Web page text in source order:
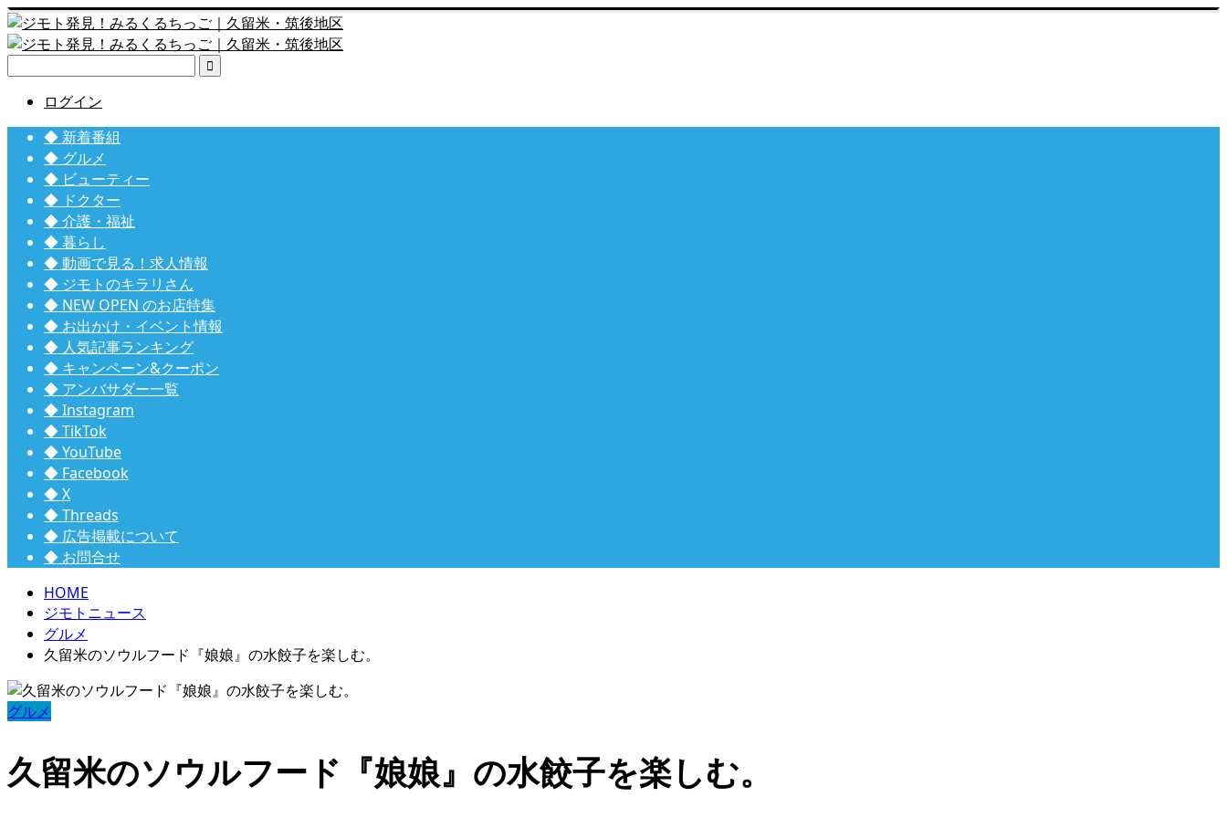

ログイン
◆ 新着番組
◆ グルメ
◆ ビューティー
◆ ドクター
◆ 介護・福祉
◆ 暮らし
◆ 動画で見る！求人情報
◆ ジモトのキラリさん
◆ NEW OPEN のお店特集
◆ お出かけ・イベント情報
◆ 人気記事ランキング
◆ キャンペーン&クーポン
◆ アンバサダー一覧
◆ Instagram
◆ TikTok
◆ YouTube
◆ Facebook
◆ X
◆ Threads
◆ 広告掲載について
◆ お問合せ
HOME
ジモトニュース
グルメ
久留米のソウルフード『娘娘』の水餃子を楽しむ。
グルメ
久留米のソウルフード『娘娘』の水餃子を楽しむ。